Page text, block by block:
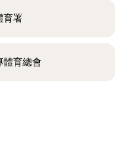
育署
體育總會